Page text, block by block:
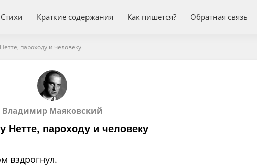
Стихи Краткие содержания Как пишется? Обратная связь
пароходу и человеку
Владимир Маяковский
Нетте, пароходу и человеку
вздрогнул.